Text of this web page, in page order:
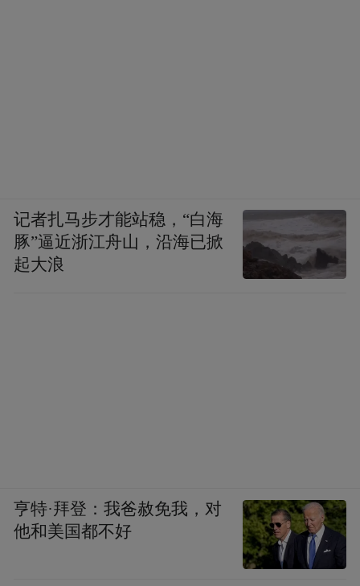
记者扎马步才能站稳，“白海
豚”逼近浙江舟山，沿海已掀
起大浪
亨特·拜登：我爸赦免我，对
他和美国都不好